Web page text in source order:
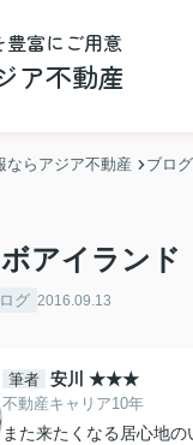
富にご用意
ア不動産
ならアジア不動産 ブログ
アイランド
グ 2016.09.13
筆者 安川 ★★★
不動産キャリア10年
また来たくなる居心地の